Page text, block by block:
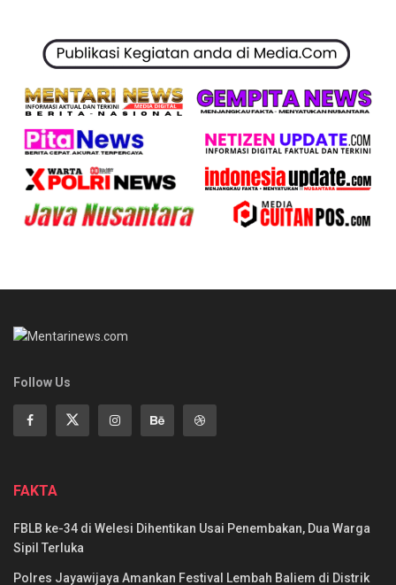
Follow Us
FAKTA
FBLB ke-34 di Welesi Dihentikan Usai Penembakan, Dua Warga
Sipil Terluka
Polres Jayawijaya Amankan Festival Lembah Baliem di Distrik